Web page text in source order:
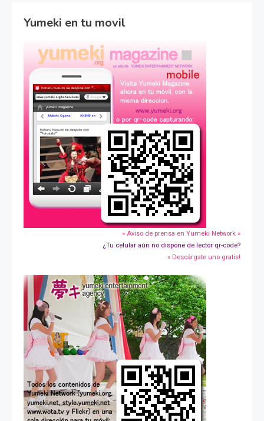
Yumeki en tu movil
» Aviso de prensa en Yumeki Network »
¿Tu celular aún no dispone de lector qr-code?
» Descárgate uno gratis!